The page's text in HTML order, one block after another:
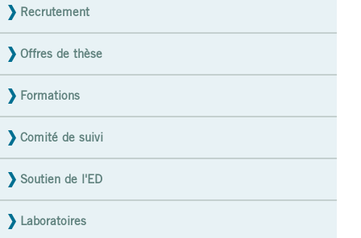
ED
Recrutement
Offres de thèse
Formations
Comité de suivi
Soutien de l'ED
Laboratoires